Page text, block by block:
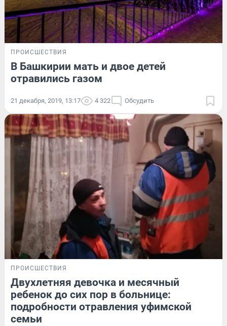
ПРОИСШЕСТВИЯ
В Башкирии мать и двое детей
отравились газом
21 декабря, 2019, 13:17 4 322 Обсудить
ПРОИСШЕСТВИЯ
Двухлетняя девочка и месячный
ребенок до сих пор в больнице:
подробности отравления уфимской
семьи